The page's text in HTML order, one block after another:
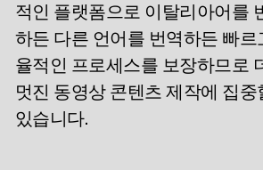
적인 플랫폼으로 이탈리아어를
하든 다른 언어를 번역하든 빠르
율적인 프로세스를 보장하므로
멋진 동영상 콘텐츠 제작에 집중
있습니다.